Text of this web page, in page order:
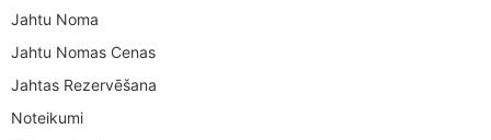
Jahtu Noma
Jahtu Nomas Cenas
Jahtas Rezervēšana
Noteikumi